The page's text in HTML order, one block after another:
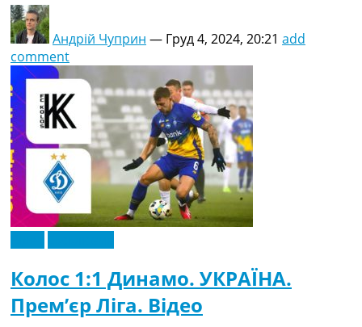
Андрій Чуприн — Груд 4, 2024, 20:21 add
comment
Колос 1:1 Динамо. УКРАЇНА.
Прем’єр Ліга. Відео